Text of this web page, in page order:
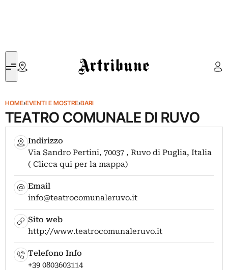
Artribune
HOME›EVENTI E MOSTRE›BARI
TEATRO COMUNALE DI RUVO
Indirizzo
Via Sandro Pertini, 70037 , Ruvo di Puglia, Italia
( Clicca qui per la mappa)
Email
info@teatrocomunaleruvo.it
Sito web
http://www.teatrocomunaleruvo.it
Telefono Info
+39 0803603114